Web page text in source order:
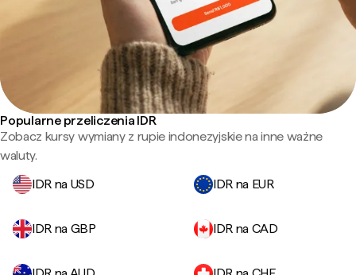
Popularne przeliczenia IDR
Zobacz kursy wymiany z rupie indonezyjskie na inne ważne
waluty.
IDR na USD
IDR na EUR
IDR na GBP IDR na CAD